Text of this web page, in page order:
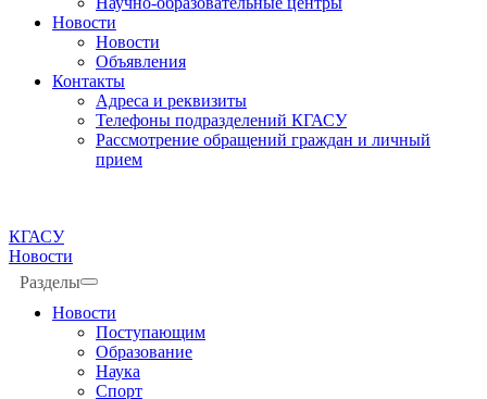
Новости
Новости
Объявления
Контакты
Адреса и реквизиты
Телефоны подразделений КГАСУ
Рассмотрение обращений граждан и личный
прием
КГАСУ
Новости
Разделы
Новости
Поступающим
Образование
Наука
Спорт